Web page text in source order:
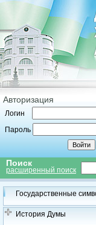
Авторизация
Логин
Пароль
Поиск
расширенный поиск
Государственные
История Думы